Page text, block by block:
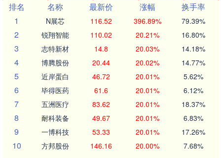
排名
名称 最新价 涨幅
换手率
1
N展芯 116.52 396.89% 79.39%
2 锐翔智能 110.02 20.21% 16.80%
3 志特新材 14.8 20.03% 14.18%
4 博腾股份 20.44 20.02% 14.77%
5 近岸蛋白 46.72 20.01% 5.62%
6 毕得医药 61.6 20.01% 6.12%
7 五洲医疗 83.62 20.01% 18.37%
8 耐科装备 49.67 20.01% 6.83%
9 一博科技 53.33 20.01% 17.26%
10 方邦股份 146.16 20.00% 7.68%